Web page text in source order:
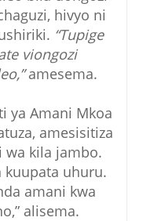
hivyo ni
“Tupige
viongozi
amesema.
ya Amani Mkoa
amesisitiza
wa kila jambo.
kuupata uhuru.
amani kwa
alisema.